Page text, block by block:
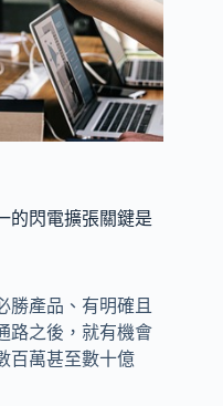
的閃電擴張關鍵是
勝產品、有明確且
路之後，就有機會
百萬甚至數十億